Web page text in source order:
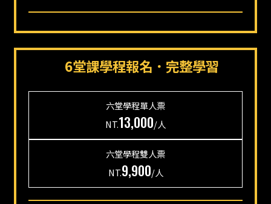
6堂課學程報名．完整學習
六堂學程單人票
NT.13,000/人
六堂學程雙人票
NT.9,900/人